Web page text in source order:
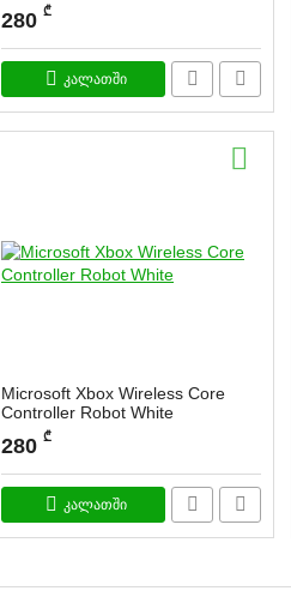
სასაქონლო კოდი:
280 ₾
კალათში
Microsoft Xbox Wireless Core
Controller Robot White
280 ₾
კალათში